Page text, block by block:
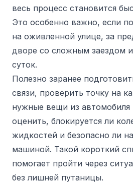
весь процесс становится
Это особенно важно, если
на оживленной улице, за
дворе со сложным заездом
суток.
Полезно заранее
связи, проверить точку на
нужные вещи из
оценить, блокируется ли
жидкостей и безопасно ли
машиной. Такой короткий
помогает пройти через
без лишней путаницы.